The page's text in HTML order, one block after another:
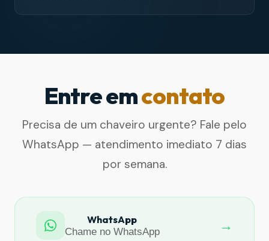
Entre emcontato
Precisa de um chaveiro urgente? Fale pelo
WhatsApp — atendimento imediato 7 dias
por semana.
WhatsApp
Chame no WhatsApp
→